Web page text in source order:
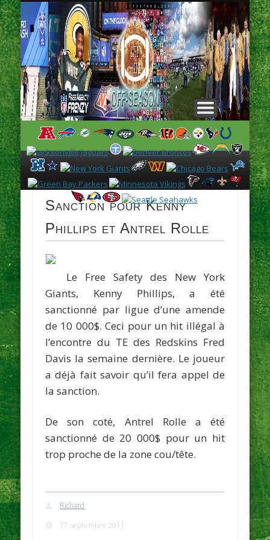
Sanction pour Kenny
Phillips et Antrel Rolle
Le Free Safety des New York
Giants, Kenny Phillips, a été
sanctionné par ligue d’une amende
de 10 000$. Ceci pour un hit illégal à
l’encontre du TE des Redskins Fred
Davis la semaine dernière. Le joueur
a déjà fait savoir qu’il fera appel de
la sanction.
De son coté, Antrel Rolle a été
sanctionné de 20 000$ pour un hit
trop proche de la zone cou/tête.
Richard
17 septembre 2011